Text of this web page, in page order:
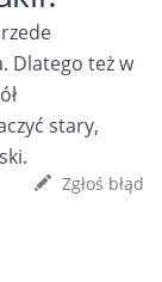
Dlatego też w
stary,
Zgłoś błąd